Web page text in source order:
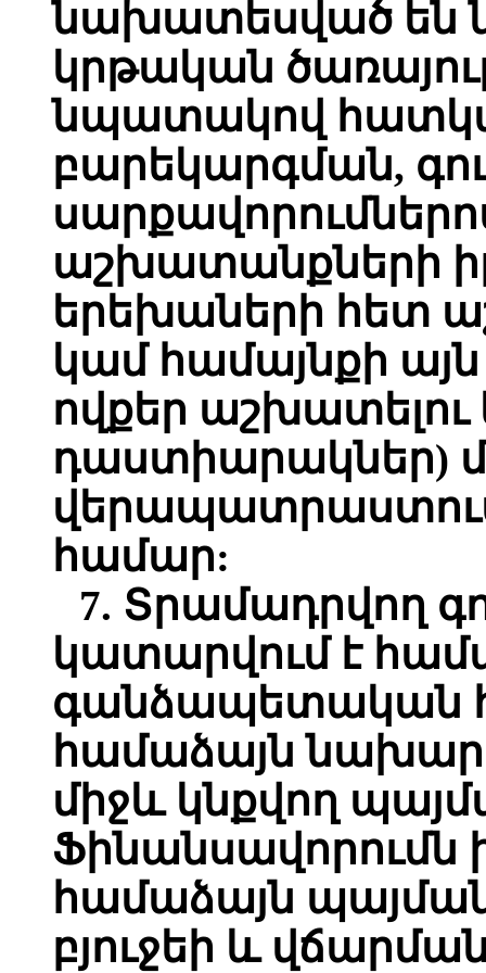
նախատեսված են
կրթական
նպատակով
բարեկարգման,
աշխատանքների
երեխաների հետ
կամ համայնքի այն
ովքեր աշխատելու
դաստիարակներ)
համար:
7. Տրամադրվող
կատարվում է
գանձապետական
համաձայն
միջև կնքվող
Ֆինանսավորումն
համաձայն
բյուջեի և